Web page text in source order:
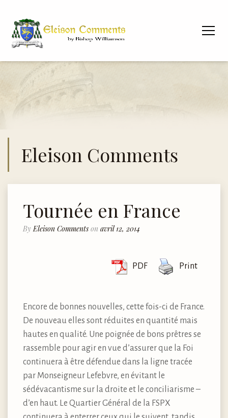
Eleison Comments
Tournée en France
By Eleison Comments on avril 12, 2014
PDF Print
Encore de bonnes nouvelles, cette fois-ci de France.
De nouveau elles sont réduites en quantité mais
hautes en qualité. Une poignée de bons prêtres se
rassemble pour agir en vue d’assurer que la Foi
continuera à être défendue dans la ligne tracée
par Monseigneur Lefebvre, en évitant le
sédévacantisme sur la droite et le conciliarisme –
d’en haut. Le Quartier Général de la FSPX